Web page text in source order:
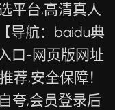
平台,高清真人
导航：baidu典
口-网页版网址
荐,安全保障！
夸,会员登录后